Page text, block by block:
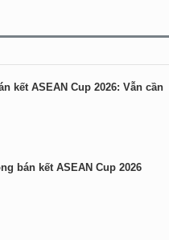
kết ASEAN Cup 2026: Vẫn cần
bán kết ASEAN Cup 2026